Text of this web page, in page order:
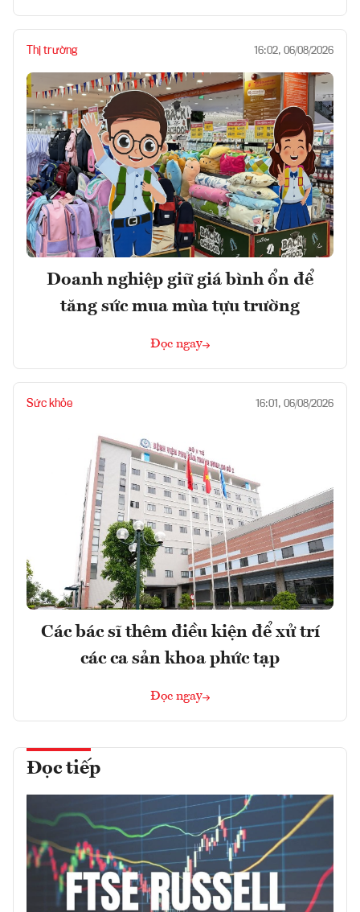
Thị trường 16:02, 06/08/2026
Doanh nghiệp giữ giá bình ổn để
tăng sức mua mùa tựu trường
Đọc ngay
Sức khỏe 16:01, 06/08/2026
Các bác sĩ thêm điều kiện để xử trí
các ca sản khoa phức tạp
Đọc ngay
Đọc tiếp